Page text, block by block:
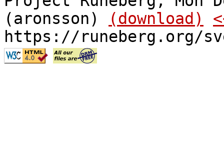
(aronsson)
(download)
https://runeberg.org/